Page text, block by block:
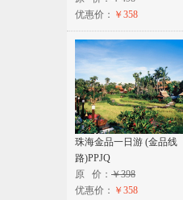
优惠价： ￥358
珠海金品一日游 (金品线
路)PPJQ
原 价： ￥398
优惠价： ￥358